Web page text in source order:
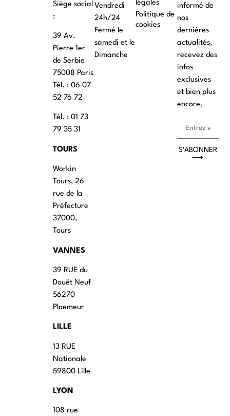
Siège social
:
39 Av.
Pierre 1er
de Serbie
75008 Paris
Tél. : ‭06 07
52 76 72
Tél. : 01 73
79 35 31
TOURS
Workin
Tours, 26
rue de la
Préfecture
37000,
Tours
VANNES
39 RUE du
Douët Neuf
56270
Ploemeur
LILLE
13 RUE
Nationale
59800 Lille
LYON
108 rue
Vendredi
24h/24
Fermé le
samedi et le
Dimanche
légales
Politique de
cookies
informé de
nos
dernières
actualités,
recevez des
infos
exclusives
et bien plus
encore.
S'ABONNER
⟶